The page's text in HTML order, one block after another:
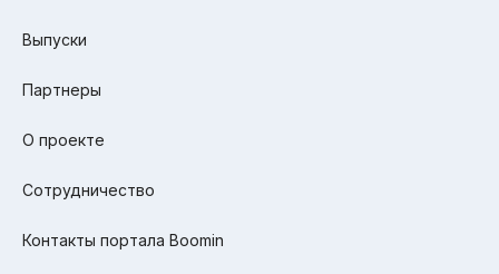
Выпуски
Партнеры
О проекте
Сотрудничество
Контакты портала Boomin